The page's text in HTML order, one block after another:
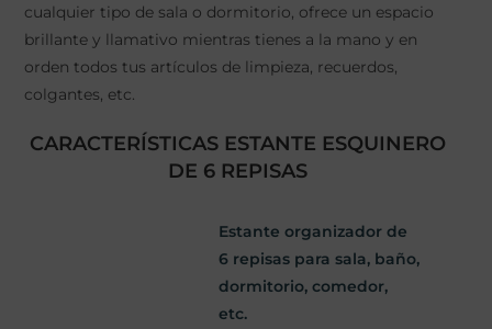
cualquier tipo de sala o dormitorio, ofrece un espacio
brillante y llamativo mientras tienes a la mano y en
orden todos tus artículos de limpieza, recuerdos,
colgantes, etc.
CARACTERÍSTICAS ESTANTE ESQUINERO
DE 6 REPISAS
Estante organizador de
6 repisas para sala, baño,
dormitorio, comedor,
etc.